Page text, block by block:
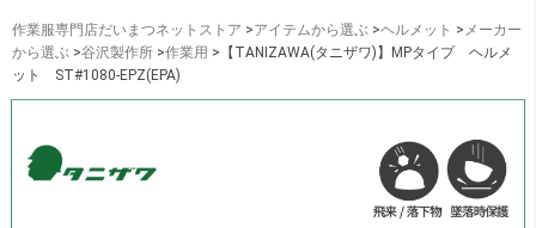
作業服専門店だいまつネットストア >アイテムから選ぶ >ヘルメット > メーカー
から選ぶ >谷沢製作所 >作業用 >【TANIZAWA(タニザワ)】MPタイプ ヘルメ
ット ST#1080-EPZ(EPA)